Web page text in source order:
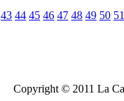
43 44 45 46 47 48 49 50 51
Copyright © 2011 La